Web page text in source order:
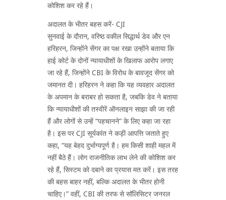
कोशिश कर रहे हैं।
अदालत के भीतर बहस करें- CJI
सुनवाई के दौरान, वरिष्ठ वकील सिद्धार्थ डेव और एन
हरिहरन, जिन्होंने सेंगर का पक्ष रखा उन्होंने बताया कि
हाई कोर्ट के दोनों न्यायाधीशों के खिलाफ आरोप लगाए
जा रहे हैं, जिन्होंने CBI के विरोध के बावजूद सेंगर को
जमानत दी। हरिहरन ने कहा कि यह व्यवहार अदालत
के अपमान के बराबर हो सकता है, जबकि डेव ने बताया
कि न्यायाधीशों की तस्वीरें ऑनलाइन साझा की जा रही
हैं और लोगों से उन्हें “पहचानने” के लिए कहा जा रहा
है। इस पर CJI सूर्यकांत ने कड़ी आपत्ति जताते हुए
कहा, “यह बेहद दुर्भाग्यपूर्ण है। हम किसी शाही महल में
नहीं बैठे हैं। लोग राजनीतिक लाभ लेने की कोशिश कर
रहे हैं, सिस्टम को दबाने का प्रयास मत करें। इस तरह
की बहस बाहर नहीं, बल्कि अदालत के भीतर होनी
चाहिए।” वहीं, CBI की तरफ से सॉलिसिटर जनरल